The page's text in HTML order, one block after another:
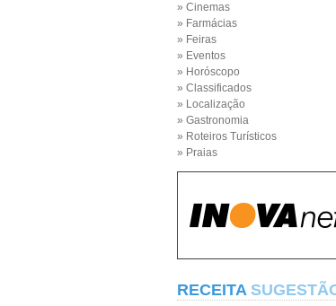
» Cinemas
» Farmácias
» Feiras
» Eventos
» Horóscopo
» Classificados
» Localização
» Gastronomia
» Roteiros Turísticos
» Praias
RECEITA